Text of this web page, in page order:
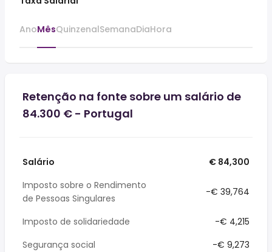
AnoMêsQuinzenalSemanaDiaHora
Retenção na fonte sobre um salário de
84.300 € - Portugal
Salário
€ 84,300
Imposto sobre o Rendimento
de Pessoas Singulares
-€ 39,764
Imposto de solidariedade
-€ 4,215
Segurança social
-€ 9,273